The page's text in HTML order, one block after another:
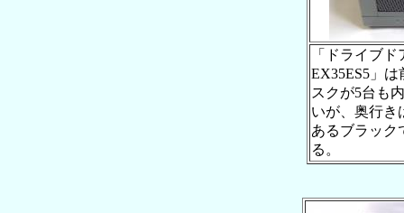
「ドライブ
EX35ES5」
スクが5台も
いが、奥行き
あるブラック
る。